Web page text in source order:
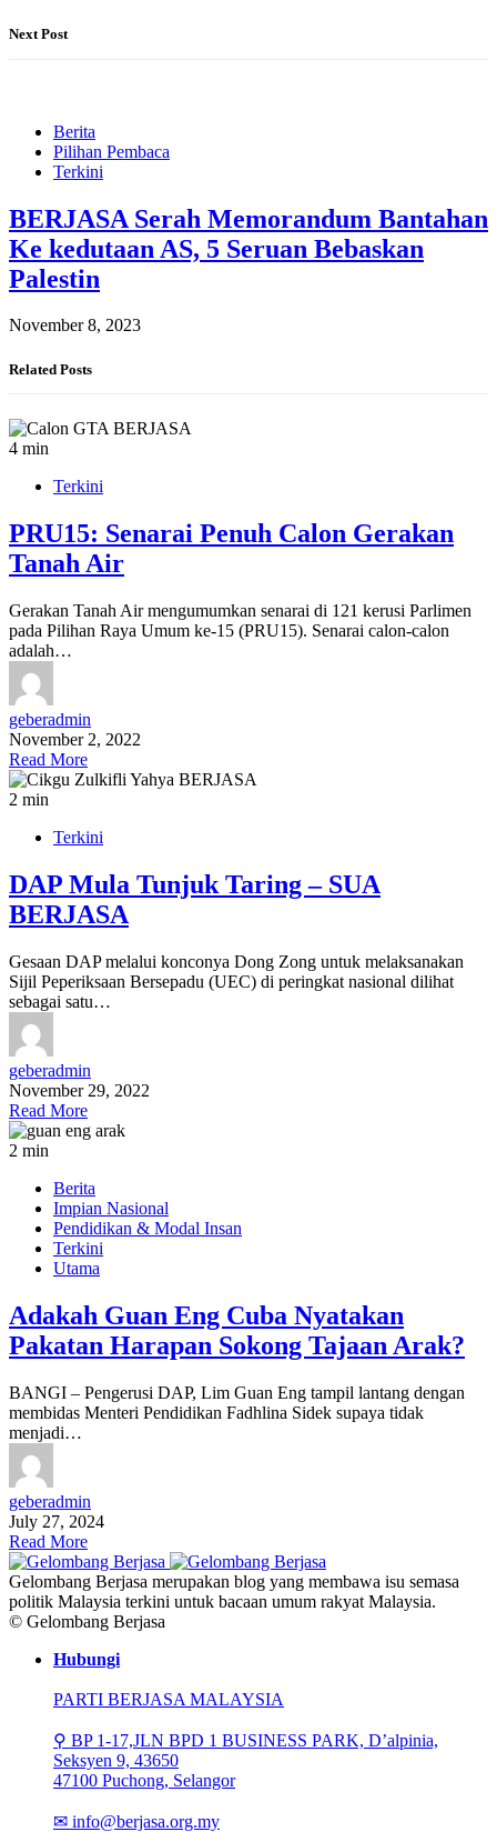
Next Post
Berita
Pilihan Pembaca
Terkini
BERJASA Serah Memorandum Bantahan
Ke kedutaan AS, 5 Seruan Bebaskan
Palestin
November 8, 2023
Related Posts
4 min
Terkini
PRU15: Senarai Penuh Calon Gerakan
Tanah Air
Gerakan Tanah Air mengumumkan senarai di 121 kerusi Parlimen
pada Pilihan Raya Umum ke-15 (PRU15). Senarai calon-calon
adalah…
geberadmin
November 2, 2022
Read More
2 min
Terkini
DAP Mula Tunjuk Taring – SUA
BERJASA
Gesaan DAP melalui konconya Dong Zong untuk melaksanakan
Sijil Peperiksaan Bersepadu (UEC) di peringkat nasional dilihat
sebagai satu…
geberadmin
November 29, 2022
Read More
2 min
Berita
Impian Nasional
Pendidikan & Modal Insan
Terkini
Utama
Adakah Guan Eng Cuba Nyatakan
Pakatan Harapan Sokong Tajaan Arak?
BANGI – Pengerusi DAP, Lim Guan Eng tampil lantang dengan
membidas Menteri Pendidikan Fadhlina Sidek supaya tidak
menjadi…
geberadmin
July 27, 2024
Read More
Gelombang Berjasa merupakan blog yang membawa isu semasa
politik Malaysia terkini untuk bacaan umum rakyat Malaysia.
© Gelombang Berjasa
Hubungi
PARTI BERJASA MALAYSIA
⚲ BP 1-17,JLN BPD 1 BUSINESS PARK, D’alpinia,
Seksyen 9, 43650
47100 Puchong, Selangor
✉ info@berjasa.org.my